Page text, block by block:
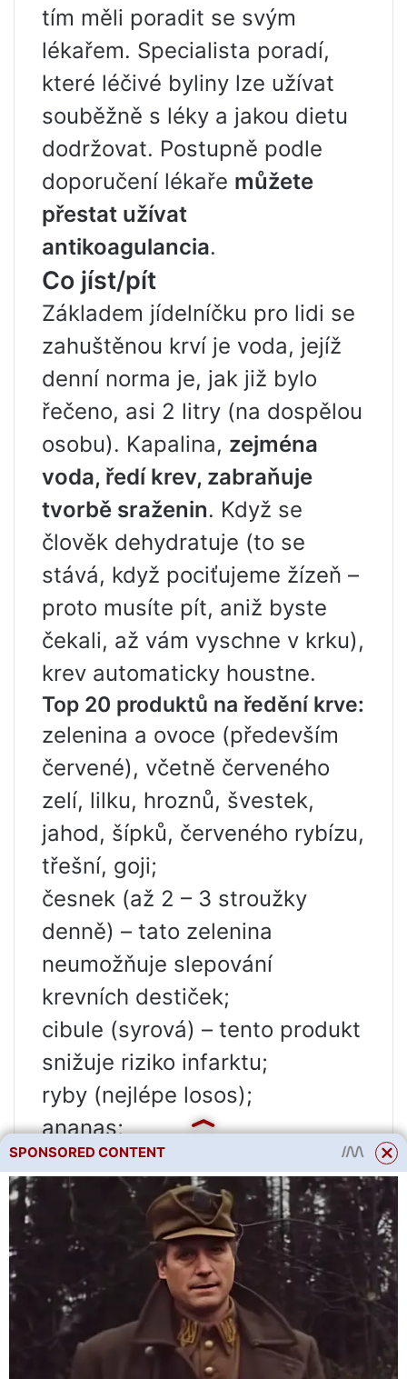
tím měli poradit se svým
lékařem. Specialista poradí,
které léčivé byliny lze užívat
souběžně s léky a jakou dietu
dodržovat. Postupně podle
doporučení lékaře můžete
přestat užívat
antikoagulancia.
Co jíst/pít
Základem jídelníčku pro lidi se
zahuštěnou krví je voda, jejíž
denní norma je, jak již bylo
řečeno, asi 2 litry (na dospělou
osobu). Kapalina, zejména
voda, ředí krev, zabraňuje
tvorbě sraženin. Když se
člověk dehydratuje (to se
stává, když pociťujeme žízeň –
proto musíte pít, aniž byste
čekali, až vám vyschne v krku),
krev automaticky houstne.
Top 20 produktů na ředění krve:
zelenina a ovoce (především
červené), včetně červeného
zelí, lilku, hroznů, švestek,
jahod, šípků, červeného rybízu,
třešní, goji;
česnek (až 2 – 3 stroužky
denně) – tato zelenina
neumožňuje slepování
krevních destiček;
cibule (syrová) – tento produkt
snižuje riziko infarktu;
ryby (nejlépe losos);
ananas;
ořechy (nejlépe mandle);
zázvor a kurkuma. Toto koření,
známé zejména pro své
vlastnosti na ředění krve, se již
ve staré Číně používalo k
léčebným účelům. Lze je
přidávat do pokrmů nebo
SPONSORED CONTENT